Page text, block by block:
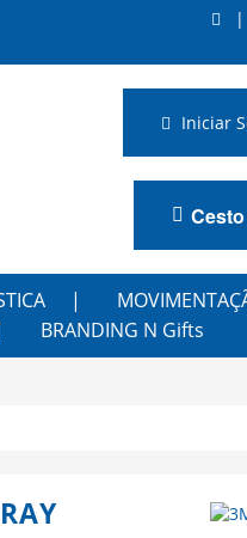
Iniciar
BRANDING N Gifts